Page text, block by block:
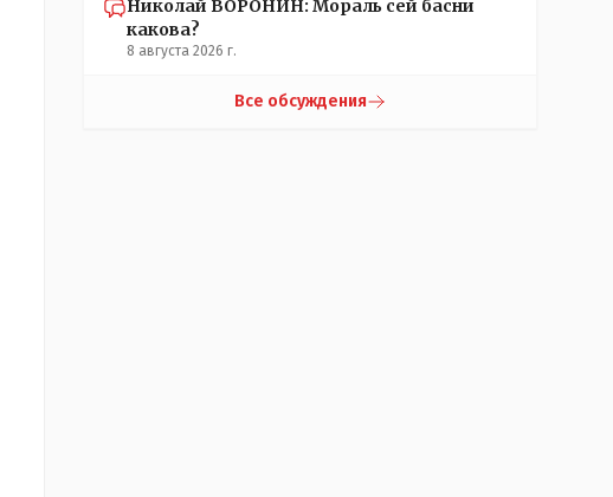
Николай ВОРОНИН: Мораль сей басни
какова?
8 августа 2026 г.
Все обсуждения